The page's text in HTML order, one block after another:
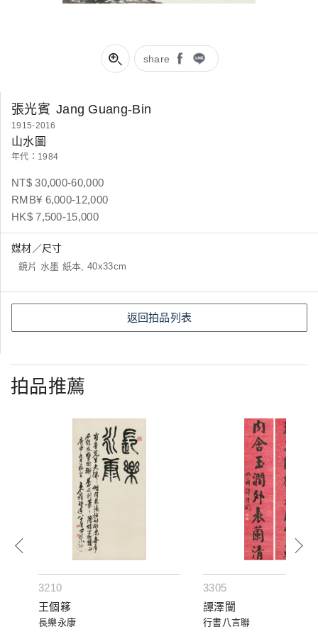
share
張光賓 Jang Guang-Bin
1915-2016
山水圖
年代：1984
NT$ 30,000-60,000
RMB¥ 6,000-12,000
HK$ 7,500-15,000
媒材／尺寸
鏡片 水墨 紙本, 40x33cm
返回拍品列表
拍品推薦
3210
王個簃
長樂永康
3305
譚澤闓
行書八言聯